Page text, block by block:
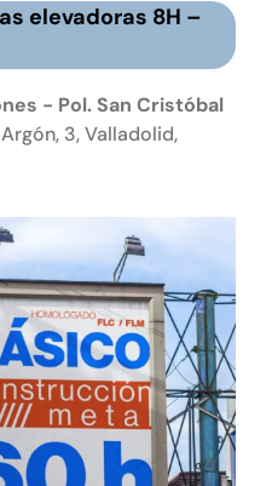
elevadoras 8H –
- Pol. San Cristóbal
3, Valladolid,